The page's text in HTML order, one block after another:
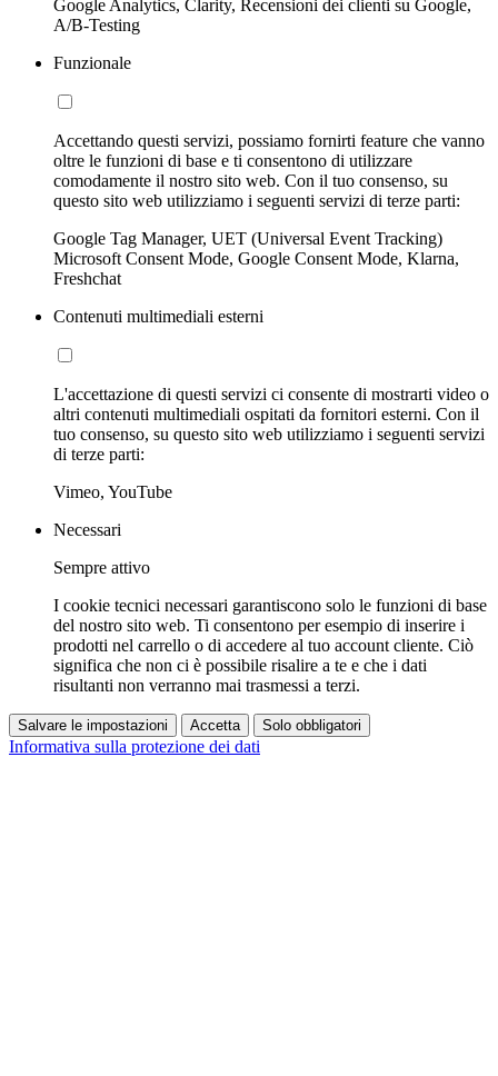
Google Analytics, Clarity, Recensioni dei clienti su Google,
A/B-Testing
Funzionale
Accettando questi servizi, possiamo fornirti feature che vanno
oltre le funzioni di base e ti consentono di utilizzare
comodamente il nostro sito web. Con il tuo consenso, su
questo sito web utilizziamo i seguenti servizi di terze parti:
Google Tag Manager, UET (Universal Event Tracking)
Microsoft Consent Mode, Google Consent Mode, Klarna,
Freshchat
Contenuti multimediali esterni
L'accettazione di questi servizi ci consente di mostrarti video o
altri contenuti multimediali ospitati da fornitori esterni. Con il
tuo consenso, su questo sito web utilizziamo i seguenti servizi
di terze parti:
Vimeo, YouTube
Necessari
Sempre attivo
I cookie tecnici necessari garantiscono solo le funzioni di base
del nostro sito web. Ti consentono per esempio di inserire i
prodotti nel carrello o di accedere al tuo account cliente. Ciò
significa che non ci è possibile risalire a te e che i dati
risultanti non verranno mai trasmessi a terzi.
Salvare le impostazioni Accetta Solo obbligatori
Informativa sulla protezione dei dati